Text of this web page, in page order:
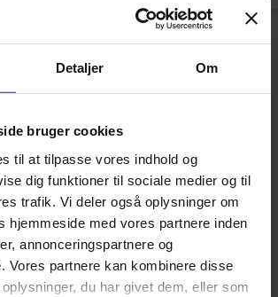
Detaljer Om
bruger cookies
til at tilpasse vores indhold og
dig funktioner til sociale medier og til
trafik. Vi deler også oplysninger om
hjemmeside med vores partnere inden
annonceringspartnere og
Vores partnere kan kombinere disse
du har givet dem, eller som
sector
– kan sammenhængen